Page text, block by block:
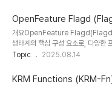
구성필요성: ..
stage, prod)과 리전, 서비스 구성
코드를 중복 없이 관리하는 데 매우
의 구조, 구성 방식, 적용 시 고려사
TGMH는 Terragrunt를 사용하여
줄이고, 공통 구성은 상위 계층에서
OpenFeature Flagd
개요OpenFeature
생태계의 핵심 구성 요소로, 다양한
관된 방식으로 피처 플래그
식으로 플래그 처리를 수행하며,
Canary 배포 등 클라우드 네이티브
Topic 2025.08.14
KRM Functions (KRM-